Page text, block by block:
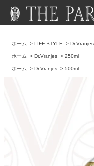
ホーム >LIFE STYLE >Dr.Vranjes
ホーム >Dr.Vranjes >250ml
ホーム >Dr.Vranjes >500ml